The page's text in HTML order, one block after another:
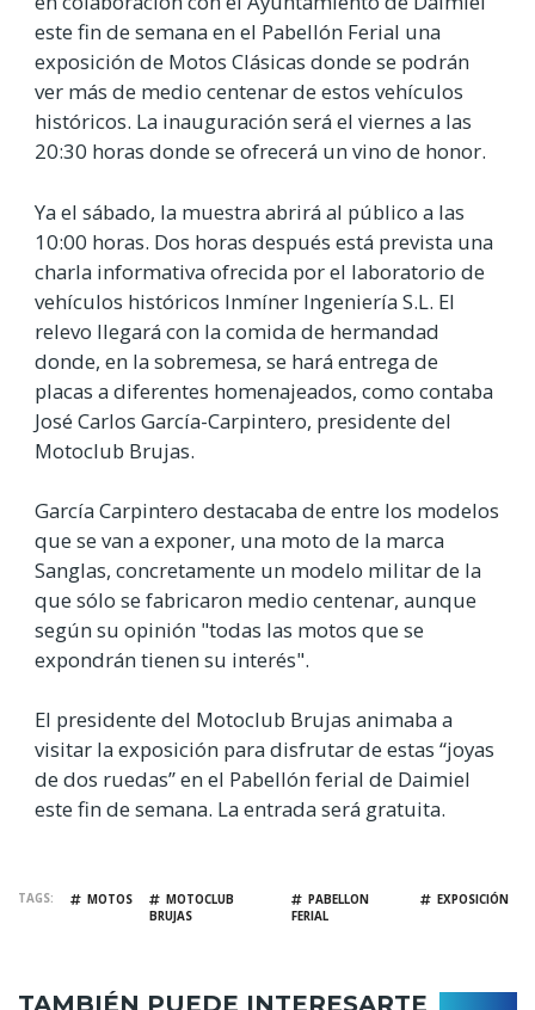
este fin de semana en el Pabellón Ferial una
exposición de Motos Clásicas donde se podrán
ver más de medio centenar de estos vehículos
históricos. La inauguración será el viernes a las
20:30 horas donde se ofrecerá un vino de honor.
Ya el sábado, la muestra abrirá al público a las
10:00 horas. Dos horas después está prevista una
charla informativa ofrecida por el laboratorio de
vehículos históricos Inmíner Ingeniería S.L. El
relevo llegará con la comida de hermandad
donde, en la sobremesa, se hará entrega de
placas a diferentes homenajeados, como contaba
José Carlos García-Carpintero, presidente del
Motoclub Brujas.
García Carpintero destacaba de entre los modelos
que se van a exponer, una moto de la marca
Sanglas, concretamente un modelo militar de la
que sólo se fabricaron medio centenar, aunque
según su opinión "todas las motos que se
expondrán tienen su interés".
El presidente del Motoclub Brujas animaba a
visitar la exposición para disfrutar de estas “joyas
de dos ruedas” en el Pabellón ferial de Daimiel
este fin de semana. La entrada será gratuita.
TAGS MOTOS
MOTOCLUB
BRUJAS
PABELLON
FERIAL
EXPOSICIÓN
TAMBIÉN PUEDE INTERESARTE